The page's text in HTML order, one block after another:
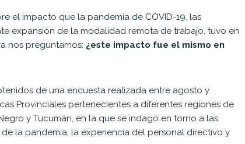
el impacto que la pandemia de COVID-19, las
expansión de la modalidad remota de trabajo, tuvo en
nos preguntamos: ¿este impacto fue el mismo en
de una encuesta realizada entre agosto y
Provinciales pertenecientes a diferentes regiones de
y Tucumán, en la que se indagó en torno a las
la pandemia, la experiencia del personal directivo y